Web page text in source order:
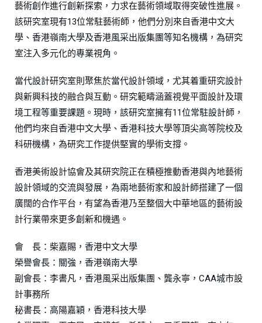
藝術創作進行創新探索，力求在藝術領域取得突破性進展。
該研究室現有13位常駐藝術師，他們分別來自香港中文大
學、香港嶺南大學及香港風采出版集團等知名機構，為研究
室注入多元化的專業視角。
當代設計研究室則聚焦於當代設計領域，尤其着重研究設計
與新興科技的融合與互動。研究範疇涵蓋視覺平面設計及環
境工程等重要課題。現時，該研究室擁有11位常駐設計師，
他們均來自香港中文大學、香港科技大學等頂尖高等院校及
科研機構，為研究工作提供堅實的學術支撐。
香港美術設計協會及其研究院正在積極推動香港與內地藝術
設計領域的交流與發展，為兩地藝術家和設計師搭建了一個
廣闊的合作平台，有望為香港乃至整個大中華地區的藝術設
計行業帶來更多創新和機遇。
會 長：柴嘉賜，香港中文大學
榮譽會長：關強，香港嶺南大學
副會長：李書凡，香港風采出版集團、龔永寧，CAA城市設
計事務所
秘書長：高陽嘉穎，香港科技大學